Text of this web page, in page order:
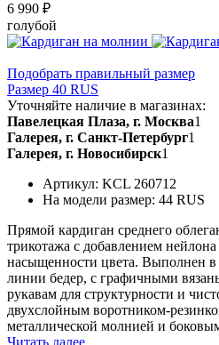
6 990 ₽
голубой
Подобрать правильный размер
Размер 40 RUS
Уточняйте наличие в магазинах:
Павелецкая Плаза, г. Москва1
Галерея, г. Санкт-Петербург1
Галерея, г. Новосибирск1
Артикул: KCL 260712
На модели размер: 44 RUS
Прямой кардиган среднего
трикотажа с добавлением
насыщенности цвета. Выполнен в
линии бедер, с графичными
рукавам для структурности и
двухслойным воротником-
металлической молнией и
Читать далее